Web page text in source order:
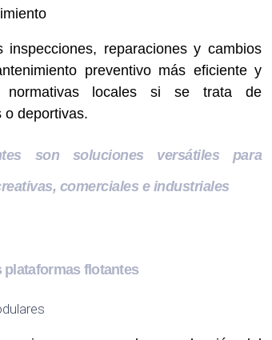
reparaciones y cambios
preventivo más eficiente y
locales si se trata de
o deportivas.
son soluciones versátiles para
comerciales e industriales
plataformas flotantes